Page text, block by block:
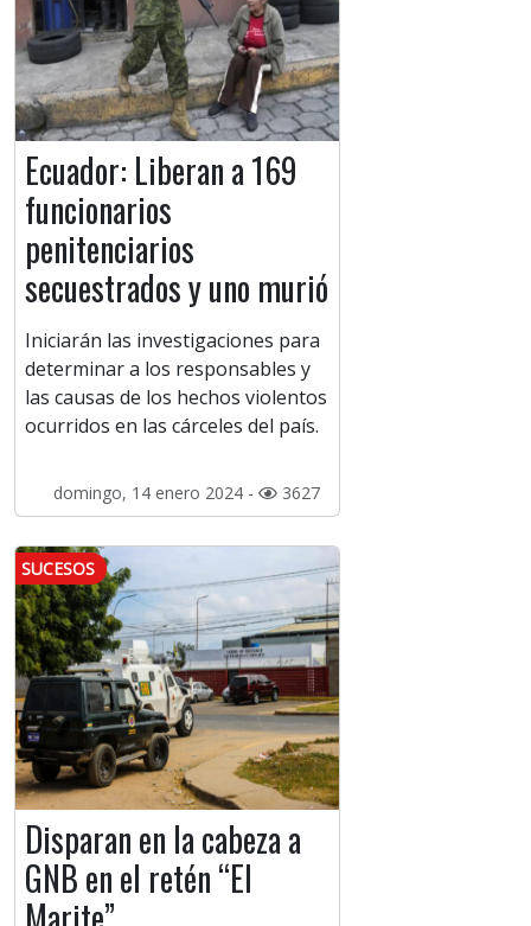
Ecuador: Liberan a 169
funcionarios
penitenciarios
secuestrados y uno murió
Iniciarán las investigaciones para
determinar a los responsables y
las causas de los hechos violentos
ocurridos en las cárceles del país.
domingo, 14 enero 2024 - 3627
SUCESOS
Disparan en la cabeza a
GNB en el retén “El